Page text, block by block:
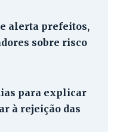
e alerta prefeitos,
sobre risco
para explicar
à rejeição das